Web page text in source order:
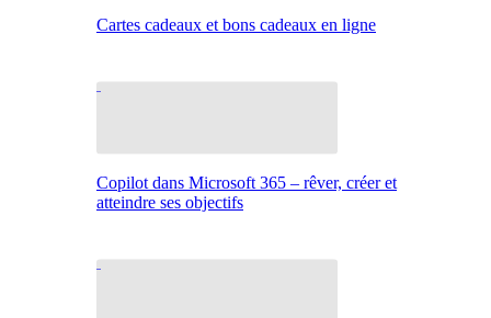
Cartes cadeaux et bons cadeaux en ligne
Copilot dans Microsoft 365 – rêver, créer et
atteindre ses objectifs